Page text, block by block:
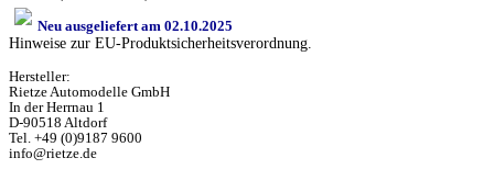
Neu ausgeliefert am 02.10.2025
Hinweise zur EU-Produktsicherheitsverordnung.
Hersteller:
Rietze Automodelle GmbH
In der Herrnau 1
D-90518 Altdorf
Tel. +49 (0)9187 9600
info@rietze.de